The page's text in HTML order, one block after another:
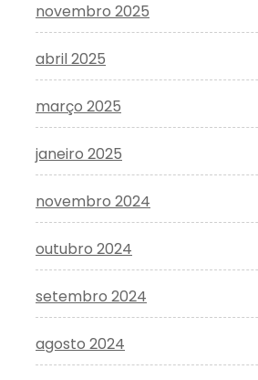
novembro 2025
abril 2025
março 2025
janeiro 2025
novembro 2024
outubro 2024
setembro 2024
agosto 2024